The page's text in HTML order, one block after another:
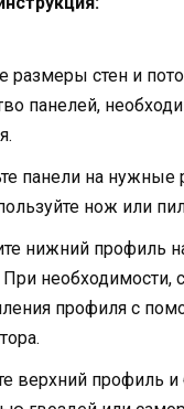
размеры стен и
панелей,
панели на
нож или
нижний профиль
При необходимости,
профиля с
верхний профиль